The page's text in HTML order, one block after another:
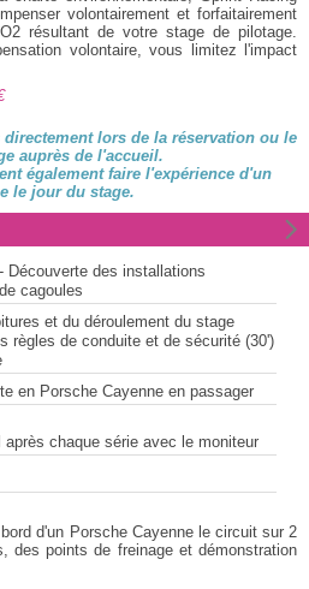
volontairement et forfaitairement
résultant de votre stage de pilotage.
volontaire, vous limitez l'impact
lors de la réservation ou le
auprès de l'accueil.
également faire l'expérience d'un
le jour du stage.
Découverte des installations
cagoules
et du déroulement du stage
règles de conduite et de sécurité (30')
en Porsche Cayenne en passager
après chaque série avec le moniteur
d'un Porsche Cayenne le circuit sur 2
des points de freinage et démonstration